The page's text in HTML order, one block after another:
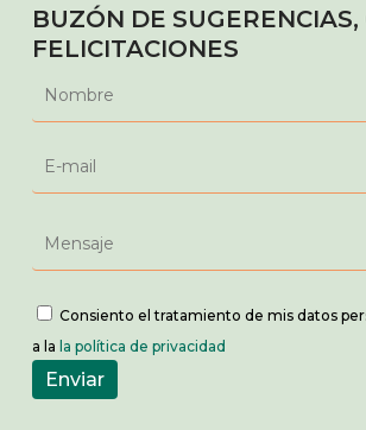
BUZÓN DE SUGERENCIAS,
FELICITACIONES
Consiento el tratamiento de mis datos
a la la política de privacidad